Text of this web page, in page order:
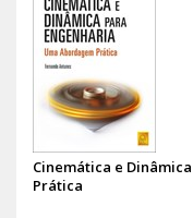
Cinemática e
Prática